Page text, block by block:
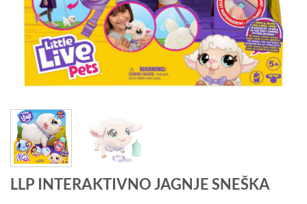
LLP INTERAKTIVNO JAGNJE SNEŠKA